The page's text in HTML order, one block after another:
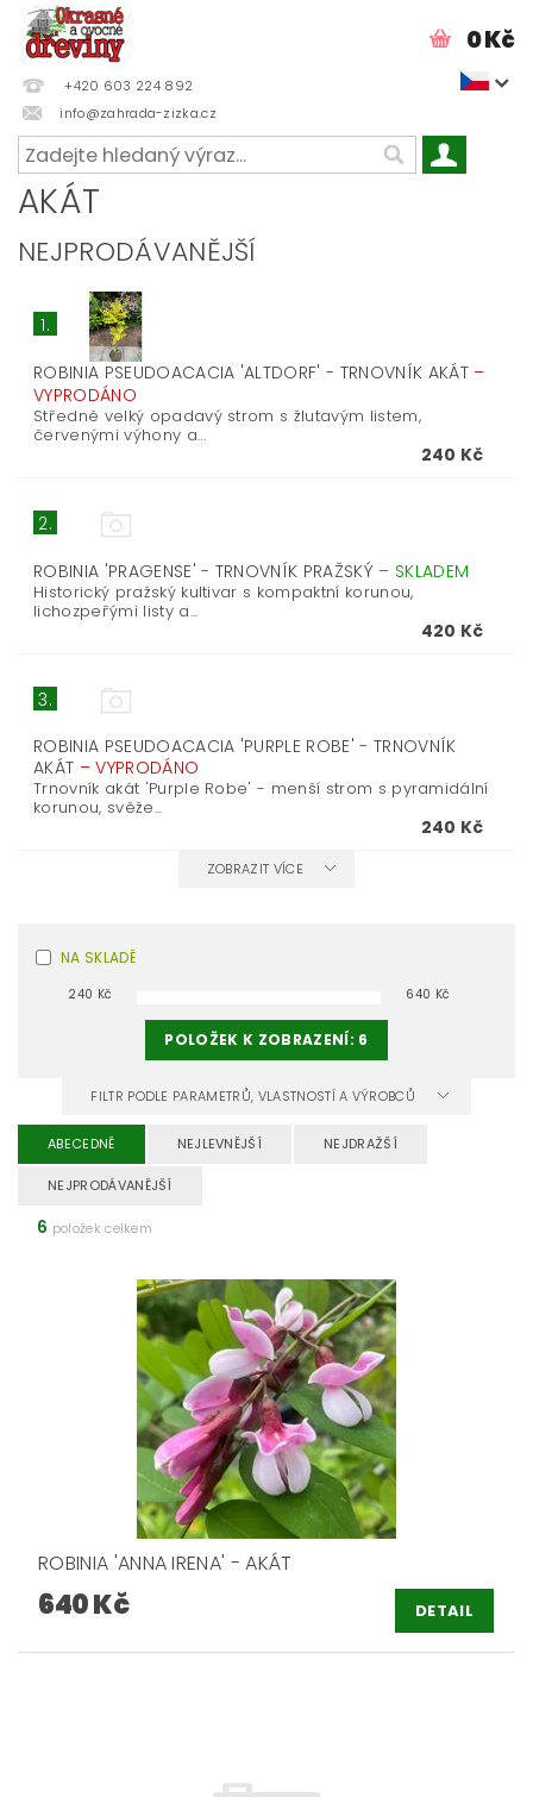
+420 603 224 892
info@zahrada-zizka.cz
0 Kč
AKÁT
NEJPRODÁVANĚJŠÍ
1.
ROBINIA PSEUDOACACIA 'ALTDORF' - TRNOVNÍK AKÁT –
VYPRODÁNO
Středně velký opadavý strom s žlutavým listem,
červenými výhony a...
240 Kč
2.
ROBINIA 'PRAGENSE' - TRNOVNÍK PRAŽSKÝ – SKLADEM
Historický pražský kultivar s kompaktní korunou,
lichozpeřými listy a...
420 Kč
3.
ROBINIA PSEUDOACACIA 'PURPLE ROBE' - TRNOVNÍK
AKÁT –VYPRODÁNO
Trnovník akát 'Purple Robe' - menší strom s pyramidální
korunou, svěže...
240 Kč
ZOBRAZIT VÍCE
NA SKLADĚ
240 Kč 640 Kč
POLOŽEK K ZOBRAZENÍ: 6
FILTR PODLE PARAMETRŮ, VLASTNOSTÍ A VÝROBCŮ
ABECEDNĚ NEJLEVNĚJŠÍ NEJDRAŽŠÍ
NEJPRODÁVANĚJŠÍ
6 položek celkem
ROBINIA 'ANNA IRENA' - AKÁT
640 Kč DETAIL